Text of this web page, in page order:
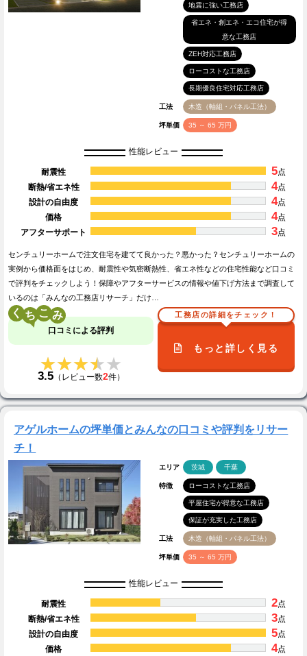
地震に強い工務店
省エネ・創エネ・エコ住宅が得
意な工務店
ZEH対応工務店
ローコストな工務店
長期優良住宅対応工務店
工法 木造（軸組・パネル工法）
坪単価 35 ～ 65 万円
性能レビュー
耐震性 5点
断熱/省エネ性
4点
設計の自由度
4点
価格
4点
アフターサポート
3点
センチュリーホームで注文住宅を建てて良かった？悪かった？センチュリーホームの
実例から価格面をはじめ、耐震性や気密断熱性、省エネ性などの住宅性能など口コミ
で評判をチェックしよう！保障やアフターサービスの情報や値下げ方法まで調査して
いるのは「みんなの工務店リサーチ」だけ…
く こ
口コミによる評判
★★★★★
★★★★★
3.5（レビュー数2件）
工務店の詳細をチェック！
もっと詳しく見る
アゲルホームの坪単価とみんなの口コミや評判をリサー
チ！
エリア 茨城 千葉
特徴 ローコストな工務店
平屋住宅が得意な工務店
保証が充実した工務店
工法 木造（軸組・パネル工法）
坪単価 35 ～ 65 万円
性能レビュー
耐震性 2点
断熱/省エネ性
3点
設計の自由度
5点
価格
4点